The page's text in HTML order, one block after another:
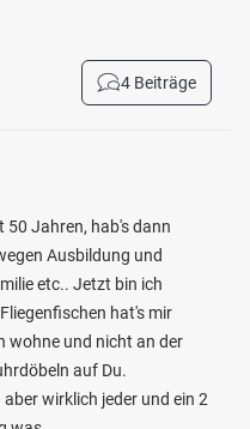
4 Beiträge
50 Jahren, hab's dann
Ausbildung und
etc.. Jetzt bin ich
hat's mir
wohne und nicht an der
auf Du.
wirklich jeder und ein 2